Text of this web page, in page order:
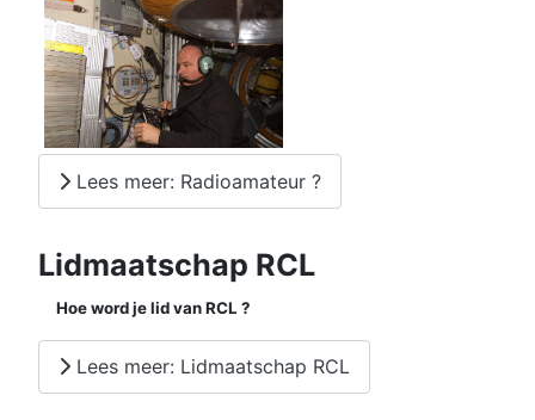
Lees meer: Radioamateur ?
Lidmaatschap RCL
Hoe word je lid van RCL ?
Lees meer: Lidmaatschap RCL